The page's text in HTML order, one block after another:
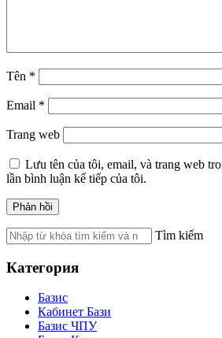
Tên *
Email *
Trang web
Lưu tên của tôi, email, và trang web
lần bình luận kế tiếp của tôi.
Tìm kiếm
Категория
Базис
Кабинет Бази
Базис ЧПУ